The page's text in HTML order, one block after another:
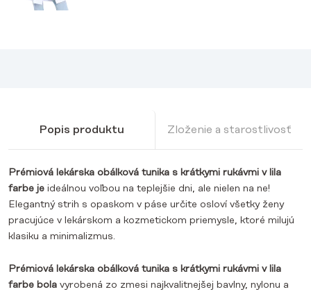
Popis produktu Zloženie a starostlivosť
Prémiová lekárska obálková tunika s krátkymi rukávmi v lila
farbe je ideálnou voľbou na teplejšie dni, ale nielen na ne!
Elegantný strih s opaskom v páse určite osloví všetky ženy
pracujúce v lekárskom a kozmetickom priemysle, ktoré milujú
klasiku a minimalizmus.
Prémiová lekárska obálková tunika s krátkymi rukávmi v lila
farbe bola vyrobená zo zmesi najkvalitnejšej bavlny, nylonu a